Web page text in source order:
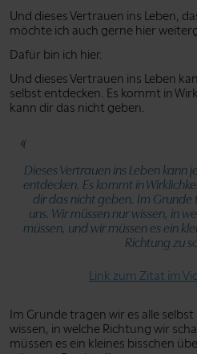
Und dieses Vertrauen ins Leben,
möchte ich auch gerne hier
Dafür bin ich hier.
Und dieses Vertrauen ins Leben
selbst entdecken. Es kommt in
kann dir das nicht geben.
Dieses Vertrauen ins Leben kann
entdecken. Es kommt in
dir das nicht geben. Im Grunde
uns. Wir müssen nur wissen, in
müssen, und wir müssen es ein
Richtung zu
Link zum Zitat im
Im Grunde tragen wir es alle
wissen, in welche Richtung wir
müssen es ein kleines bisschen